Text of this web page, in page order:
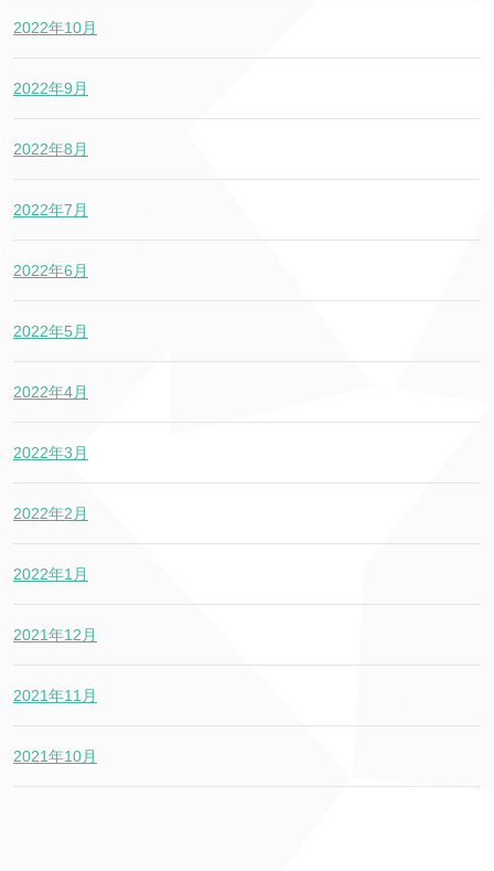
2022年10月
2022年9月
2022年8月
2022年7月
2022年6月
2022年5月
2022年4月
2022年3月
2022年2月
2022年1月
2021年12月
2021年11月
2021年10月